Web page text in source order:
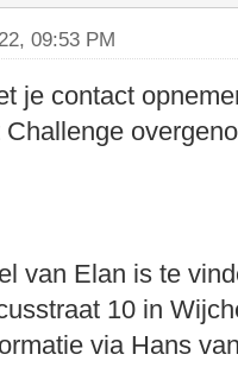
09:53 PM
je contact
Challenge
van Elan is te
10 in
via Hans